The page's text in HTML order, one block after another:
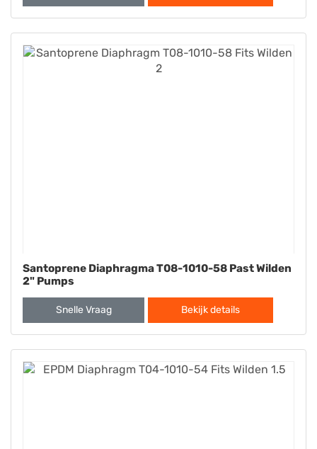
Santoprene Diaphragma T08-1010-58 Past Wilden
2" Pumps
Snelle Vraag Bekijk details